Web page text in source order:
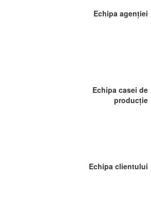
Echipa agenției
Echipa casei de
producție
Echipa clientului